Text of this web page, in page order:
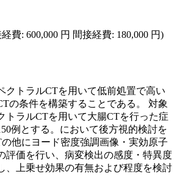
費: 600,000 円 間接経費: 180,000 円)
クトラルCTを用いて低前処置で高い
の条件を構築することである。 対象
トラルCTを用いて大腸CTを行った症
例とする。において後方視的検討を
他にヨード密度強調画像・実効原子
評価を行い、病変検出の感度・特異度
、上乗せ効果の有無および程度を検討